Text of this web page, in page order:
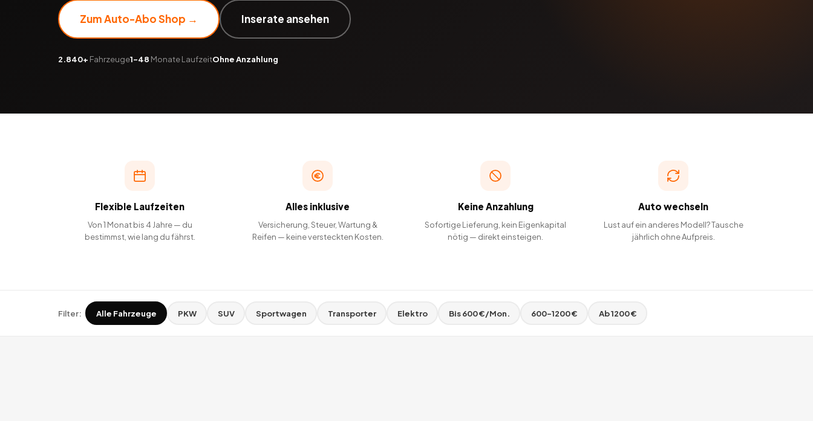
Zum Auto-Abo Shop → Inserate ansehen
2.840+ Fahrzeuge1–48 Monate LaufzeitOhne Anzahlung
Flexible Laufzeiten
Von 1 Monat bis 4 Jahre — du
bestimmst, wie lang du fährst.
Alles inklusive
Versicherung, Steuer, Wartung &
Reifen — keine versteckten Kosten.
Keine Anzahlung
Sofortige Lieferung, kein Eigenkapital
nötig — direkt einsteigen.
Auto wechseln
Lust auf ein anderes Modell? Tausche
jährlich ohne Aufpreis.
Filter: Alle Fahrzeuge PKW SUV Sportwagen Transporter Elektro Bis 600 €/Mon. 600–1200 € Ab 1200 €